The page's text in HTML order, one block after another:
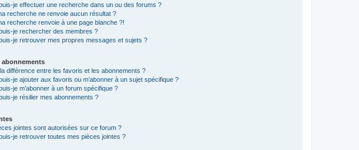
je effectuer une recherche dans un ou des forums ?
recherche ne renvoie aucun résultat ?
recherche renvoie à une page blanche ?!
je rechercher des membres ?
je retrouver mes propres messages et sujets ?
abonnements
différence entre les favoris et les abonnements ?
je ajouter aux favoris ou m’abonner à un sujet spécifique ?
je m’abonner à un forum spécifique ?
je résilier mes abonnements ?
jointes sont autorisées sur ce forum ?
je retrouver toutes mes pièces jointes ?